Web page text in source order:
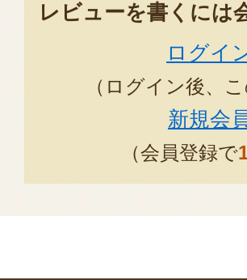
レビューを書くには
ログイ
（ログイン後、
新規会
（会員登録で